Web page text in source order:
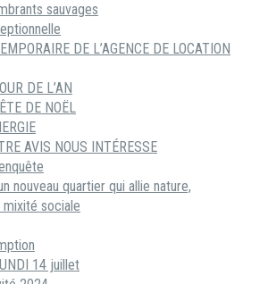
sauvages
DE L’AGENCE DE LOCATION
DE L’AN
DE NOËL
AVIS NOUS INTÉRESSE
nouveau quartier qui allie nature,
sociale
14 juillet